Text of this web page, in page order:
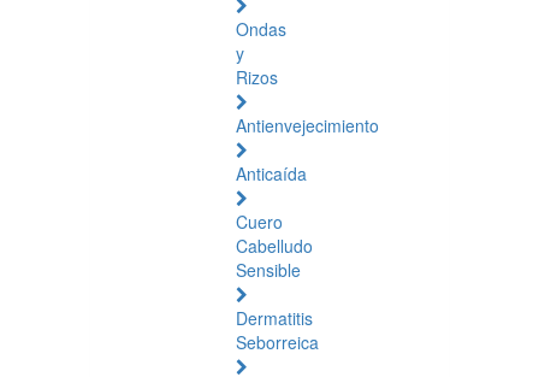
Ondas
y
Rizos
Antienvejecimiento
Anticaída
Cuero
Cabelludo
Sensible
Dermatitis
Seborreica